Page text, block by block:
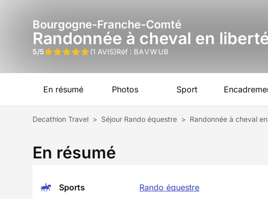
Bourgogne-Franche-Comté
Randonnée à cheval en
5/5 (1 AVIS)Réf : BAVWUB
En résumé Photos Sport
Decathlon Travel > Séjour Rando équestre > Randonnée à cheval
En résumé
Sports Rando équestre